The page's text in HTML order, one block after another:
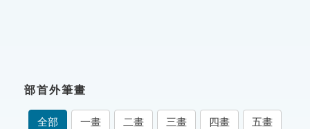
成語故事
索引選單
部首外筆畫
全部 一畫 二畫 三畫 四畫 五畫